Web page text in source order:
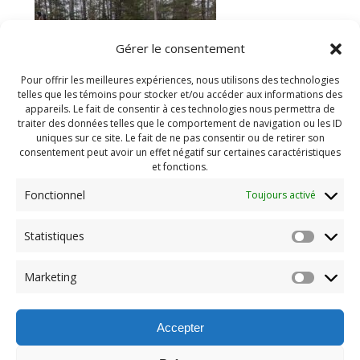
Gérer le consentement
Pour offrir les meilleures expériences, nous utilisons des technologies
telles que les témoins pour stocker et/ou accéder aux informations des
appareils. Le fait de consentir à ces technologies nous permettra de
traiter des données telles que le comportement de navigation ou les ID
uniques sur ce site. Le fait de ne pas consentir ou de retirer son
consentement peut avoir un effet négatif sur certaines caractéristiques
et fonctions.
Fonctionnel Toujours activé
Statistiques
Marketing
Accepter
Navigation
de
l'article
Previous
Camp hiver 2025 (161)